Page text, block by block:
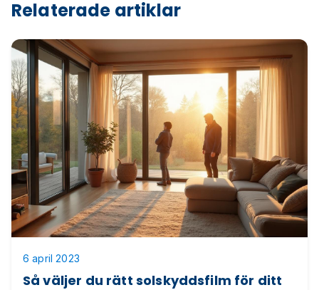
Relaterade artiklar
6 april 2023
Så väljer du rätt solskyddsfilm för ditt